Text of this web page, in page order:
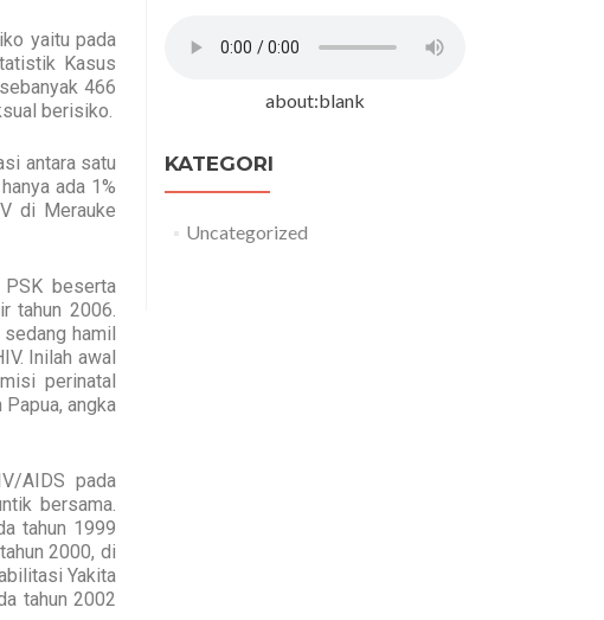
yaitu pada
Kasus
466
berisiko.
antara satu
ada 1%
di Merauke
beserta
tahun 2006.
hamil
Inilah awal
perinatal
angka
AIDS pada
bersama.
tahun 1999
2000, di
Yakita
tahun 2002
about:blank
KATEGORI
Uncategorized